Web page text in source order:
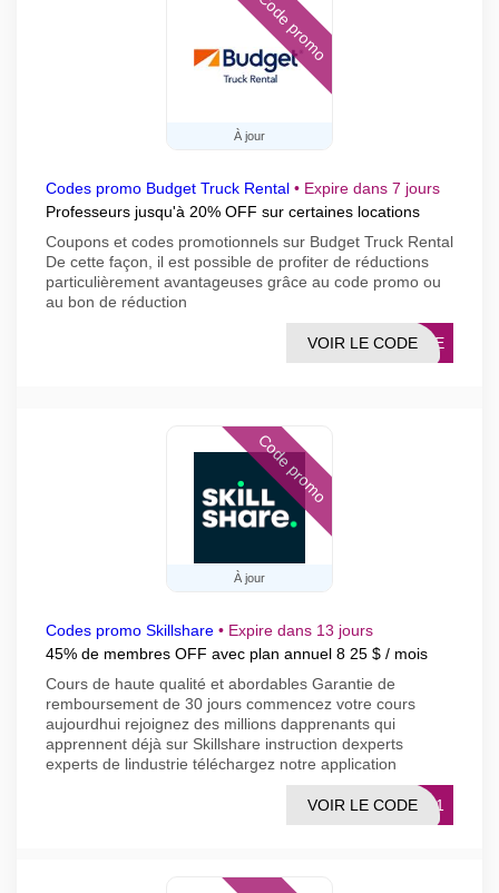
À jour
Code promo
Codes promo Budget Truck Rental • Expire dans 7 jours
Professeurs jusqu'à 20% OFF sur certaines locations
Coupons et codes promotionnels sur Budget Truck Rental
De cette façon, il est possible de profiter de réductions
particulièrement avantageuses grâce au code promo ou
au bon de réduction
VICE
VOIR LE CODE
À jour
Code promo
Codes promo Skillshare • Expire dans 13 jours
45% de membres OFF avec plan annuel 8 25 $ / mois
Cours de haute qualité et abordables Garantie de
remboursement de 30 jours commencez votre cours
aujourdhui rejoignez des millions dapprenants qui
apprennent déjà sur Skillshare instruction dexperts
experts de lindustrie téléchargez notre application
HS11
VOIR LE CODE